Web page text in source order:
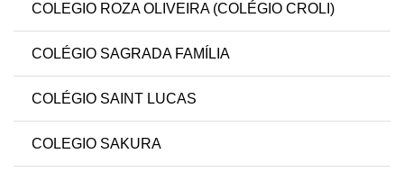
COLEGIO ROZA OLIVEIRA (COLÉGIO CROLI)
COLÉGIO SAGRADA FAMÍLIA
COLÉGIO SAINT LUCAS
COLEGIO SAKURA